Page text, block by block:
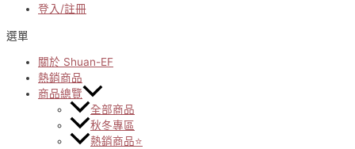
登入/註冊
選單
關於 Shuan-EF
熱銷商品
商品總覽
全部商品
秋冬專區
熱銷商品⭐